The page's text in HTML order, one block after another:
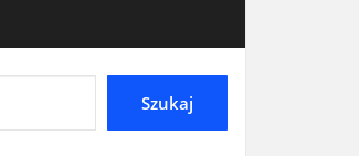
Szukaj